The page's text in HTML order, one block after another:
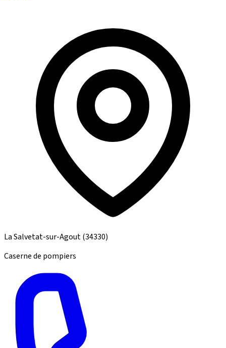
La Salvetat-sur-Agout(34330)
Caserne de pompiers